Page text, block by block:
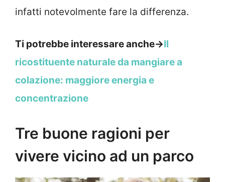
infatti notevolmente fare la differenza.
Ti potrebbe interessare anche->Il
ricostituente naturale da mangiare a
colazione: maggiore energia e
concentrazione
Tre buone ragioni per
vivere vicino ad un parco